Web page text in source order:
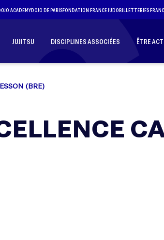
ACADEMYDOJO DE PARISFONDATION FRANCE JUDOBILLETTERIES
JUJITSU DISCIPLINES ASSOCIÉES ÊTRE
(BRE)